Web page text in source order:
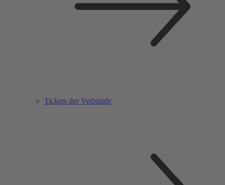
Tickets der Verbünde